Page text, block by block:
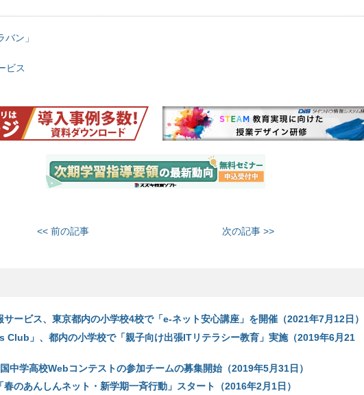
バン」
ビス
<< 前の記事 次の記事 >>
サービス、東京都内の小学校4校で「e-ネット安心講座」を開催（2021年7月12日）
Club」、都内の小学校で「親子向け出張ITリテラシー教育」実施（2019年6月21
中学高校Webコンテストの参加チームの募集開始（2019年5月31日）
春のあんしんネット・新学期一斉行動」スタート（2016年2月1日）